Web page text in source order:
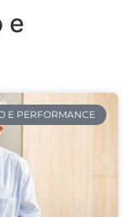
e
E PERFORMANCE